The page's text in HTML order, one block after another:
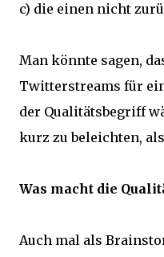
c) die einen nicht
Man könnte sagen,
Twitterstreams für
der Qualitätsbegriff
kurz zu beleichten,
Was macht die
Auch mal als